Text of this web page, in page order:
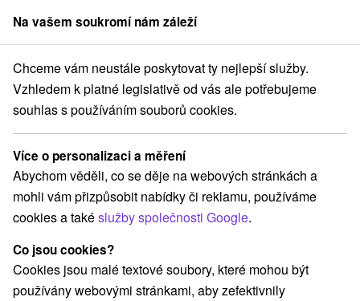
člen skupinySorger
v lázních Východné Slovensko Prešovský kraj Červený Kláštor
Pobyty v lázních Červený Kláštor
Kategorie
Všechny kategorie
Pobyty v akci(1)
Wellness pobyty(2) Víkendové pobyty(1)
Vyberte lokalitu nebo termín
Na vašem soukromí nám záleží
Chceme vám neustále poskytovat ty nejlepší služby.
Vzhledem k platné legislativě od vás ale potřebujeme
souhlas s používáním souborů cookies.
Více o personalizaci a měření
Abychom věděli, co se děje na webových stránkách a
mohli vám přizpůsobit nabídky či reklamu, používáme
cookies a takéslužby společnosti Google.
Co jsou cookies?
Cookies jsou malé textové soubory, které mohou být
používány webovými stránkami, aby zefektivnily